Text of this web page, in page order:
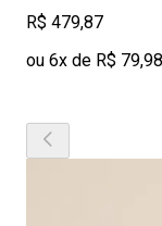
R$ 479,87
ou 6x de R$ 79,98